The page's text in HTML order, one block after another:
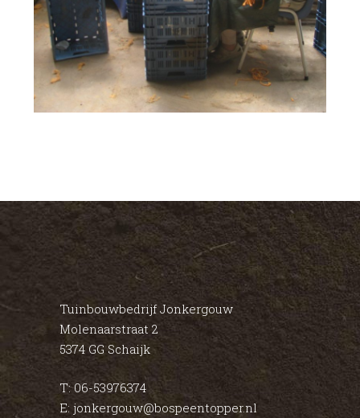
Tuinbouwbedrijf Jonkergouw
Molenaarstraat 2
5374 GG Schaijk
T: 06-53976374
E: jonkergouw@bospeentopper.nl